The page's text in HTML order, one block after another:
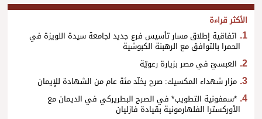
الأكثر قراءة
اتفاقية إطلاق مسار تأسيس فرع جديد لجامعة سيدة اللويزة في
الحمرا بالتوافق مع الرهبنة الكبوشية
العبسيّ في مصر بزيارة رعويّة
مزار شهداء المكسيك: صرح يخلّد مئة عام من الشهادة للإيمان
*سمفونية التطويب* في الصرح البطريركي في الديمان مع
الأوركسترا الفلهارمونية بقيادة فازليان